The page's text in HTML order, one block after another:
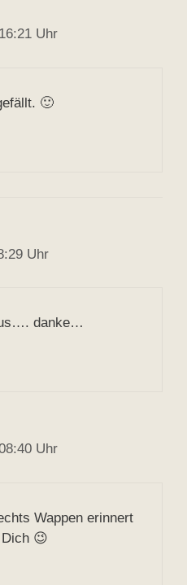
Uhr
🙂
Uhr
danke…
Uhr
Wappen erinnert
😉